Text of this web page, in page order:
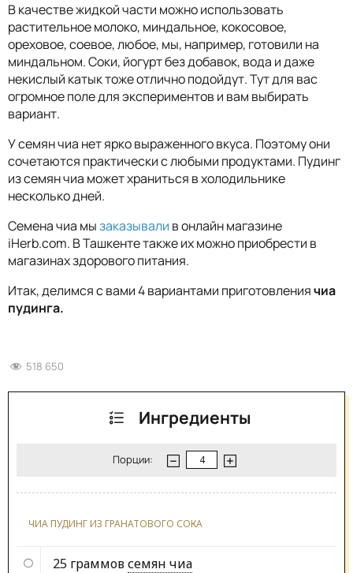
В качестве жидкой части можно использовать
растительное молоко, миндальное, кокосовое,
ореховое, соевое, любое, мы, например, готовили на
миндальном. Соки, йогурт без добавок, вода и даже
некислый катык тоже отлично подойдут. Тут для вас
огромное поле для экспериментов и вам выбирать
вариант.
У семян чиа нет ярко выраженного вкуса. Поэтому они
сочетаются практически с любыми продуктами. Пудинг
из семян чиа может храниться в холодильнике
несколько дней.
Семена чиа мызаказывали в онлайн магазине
iHerb.com. В Ташкенте также их можно приобрести в
магазинах здорового питания.
Итак, делимся с вами 4 вариантами приготовлениячиа
пудинга.
518 650
Ингредиенты
Порции:
ЧИА ПУДИНГ ИЗ ГРАНАТОВОГО СОКА
25 граммовсемян чиа